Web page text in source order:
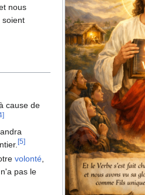
nous
soient
cause de
[5]
volonté
n'a pas le